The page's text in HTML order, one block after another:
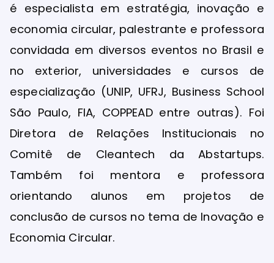
é especialista em estratégia, inovação e
economia circular, palestrante e professora
convidada em diversos eventos no Brasil e
no exterior, universidades e cursos de
especialização (UNIP, UFRJ, Business School
São Paulo, FIA, COPPEAD entre outras). Foi
Diretora de Relações Institucionais no
Comitê de Cleantech da Abstartups.
Também foi mentora e professora
orientando alunos em projetos de
conclusão de cursos no tema de Inovação e
Economia Circular.